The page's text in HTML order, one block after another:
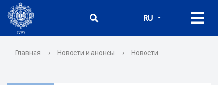
RU
Главная › Новости и анонсы › Новости